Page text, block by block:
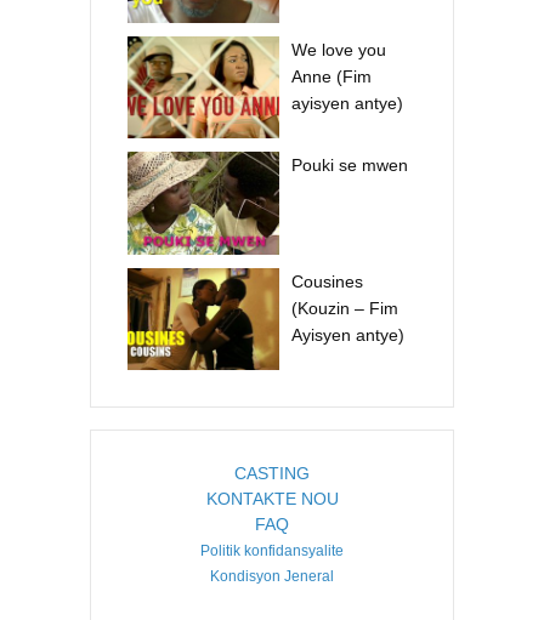
We love you
Anne (Fim
ayisyen antye)
Pouki se mwen
Cousines
(Kouzin – Fim
Ayisyen antye)
CASTING
KONTAKTE NOU
FAQ
Politik konfidansyalite
Kondisyon Jeneral